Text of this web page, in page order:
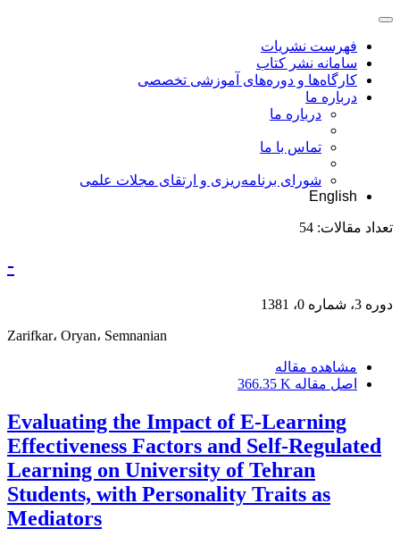
فهرست نشریات
سامانه نشر کتاب
کارگاه‌ها و دوره‌های آموزشی تخصصی
درباره ما
درباره ما
تماس با ما
شورای برنامه‌ریزی و ارتقای مجلات علمی
English
تعداد مقالات: 54
-
دوره 3، شماره 0، 1381
Zarifkar، Oryan، Semnanian
مشاهده مقاله
اصل مقاله 366.35 K
Evaluating the Impact of E-Learning
Effectiveness Factors and Self-Regulated
Learning on University of Tehran
Students, with Personality Traits as
Mediators